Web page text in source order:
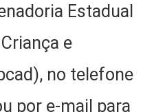
Estadual
e
no telefone
por e-mail para